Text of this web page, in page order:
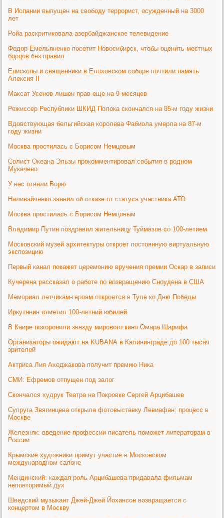
В Испании выпущен на свободу террорист, осужденный на 3000
лет
Ройа раскритиковала азербайджанское телевидение
Федор Емельяненко посетит Новосибирск, чтобы оценить местных
борцов без правил
Епископы и священники в Елоховском соборе почтили память
Алексия II
Максат Усенов лишен прав еще на 9 месяцев
Режиссер Республики ШКИД Полока скончался на 85-м году жизни
Вдовствующая бельгийская королева Фабиола умерла на 87-м
году жизни
Москва простилась с Борисом Немцовым
Солист Океана Эльзы прокомментировал события в родном
Мукачево
У нас отняли Борю
Наливайченко заявил об отказе от статуса участника АТО
Москва простилась с Борисом Немцовым
Владимир Путин поздравил жительницу Туймазов со 100-летием
Московский музей архитектуры откроет постоянную виртуальную
экспозицию
Первый канал покажет церемонию вручения премии Оскар в записи
Кучерена рассказал о работе по возвращению Сноудена в США
Мемориал летчикам-героям откроется в Туле ко Дню Победы
Иркутянин отметил 100-летний юбилей
В Каире похоронили звезду мирового кино Омара Шарифа
Организаторы ожидают на KUBANА в Калининграде до 100 тысяч
зрителей
Актриса Лия Ахеджакова получит премию Ника
СМИ: Ефремов отпущен под залог
Скончался худрук Театра на Покровке Сергей Арцибашев
Супруга Звягинцева открыла фотовыставку Левиафан: процесс в
Москве
Железняк: введение профессии писатель поможет литераторам в
России
Крымские художники примут участие в Московском
международном салоне
Мендинский: каждая роль Арцибашева придавала фильмам
неповторимый дух
Шведский музыкант Джей-Джей Йохансон возвращается с
концертом в Москву